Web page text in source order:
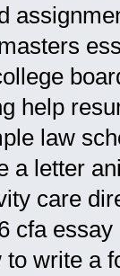
help
law
a letter
care
cfa essay
to write a